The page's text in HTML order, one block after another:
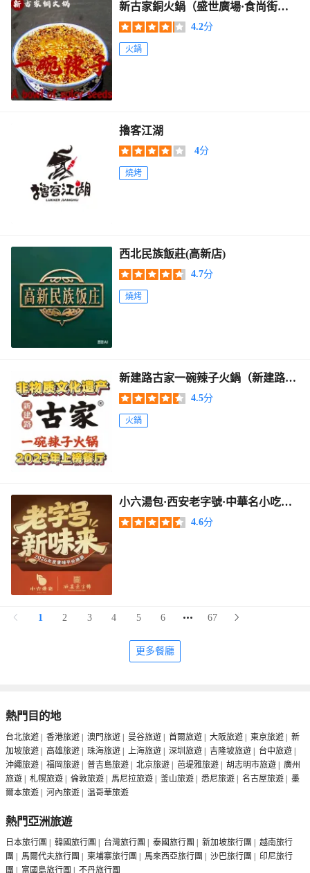
新古家銅火鍋（盛世廣場·食尚街
店）
4.2分
火鍋
擼客江湖
4分
燒烤
西北民族飯莊(高新店)
4.7分
燒烤
新建路古家一碗辣子火鍋（新建路
店）
4.5分
火鍋
小六湯包·西安老字號·中華名小吃
（高新四路店）4.6分
1 2 3 4 5 6 67
更多餐廳
熱門目的地
台北旅遊 香港旅遊 澳門旅遊 曼谷旅遊 首爾旅遊 大阪旅遊 東京旅遊
新
加坡旅遊
高雄旅遊 珠海旅遊 上海旅遊 深圳旅遊 吉隆坡旅遊 台中旅遊
沖繩旅遊
福岡旅遊 普吉島旅遊 北京旅遊 芭堤雅旅遊 胡志明市旅遊
廣州
旅遊
札幌旅遊 倫敦旅遊 馬尼拉旅遊 釜山旅遊 悉尼旅遊 名古屋旅遊
墨
爾本旅遊
河內旅遊 温哥華旅遊
熱門亞洲旅遊
日本旅行團 韓國旅行團 台灣旅行團 泰國旅行團 新加坡旅行團
越南旅行
團
馬爾代夫旅行團 柬埔寨旅行團 馬來西亞旅行團 沙巴旅行團
印尼旅行
團
富國島旅行團 不丹旅行團